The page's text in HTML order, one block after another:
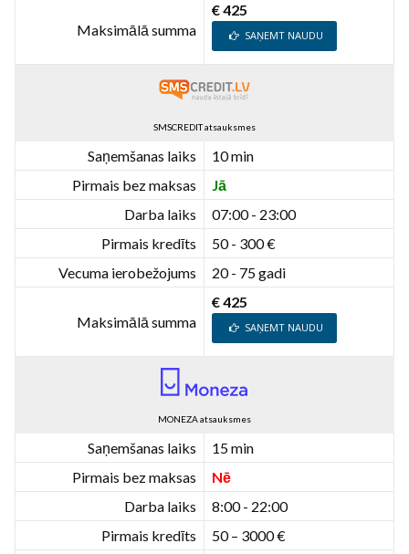
Maksimālā summa
€ 425
SAŅEMT NAUDU
SMSCREDIT atsauksmes
Saņemšanas laiks
10 min
Pirmais bez maksas
Jā
Darba laiks
07:00 - 23:00
Pirmais kredīts
50 - 300 €
Vecuma ierobežojums
20 - 75 gadi
Maksimālā summa
€ 425
SAŅEMT NAUDU
MONEZA atsauksmes
Saņemšanas laiks
15 min
Pirmais bez maksas
Nē
Darba laiks
8:00 - 22:00
Pirmais kredīts
50 – 3000 €